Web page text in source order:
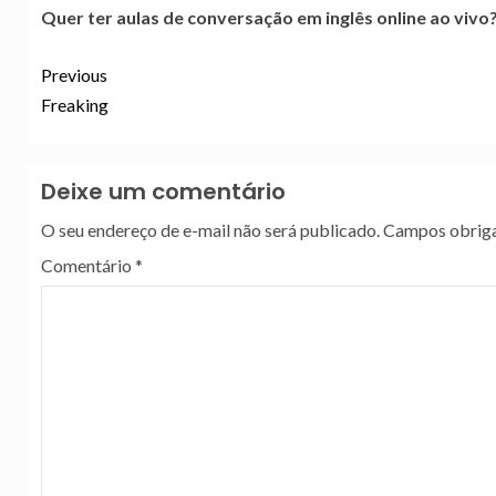
Quer ter aulas de conversação em inglês online ao
Previous
Freaking
Deixe um comentário
O seu endereço de e-mail não será publicado.Campos
Comentário *